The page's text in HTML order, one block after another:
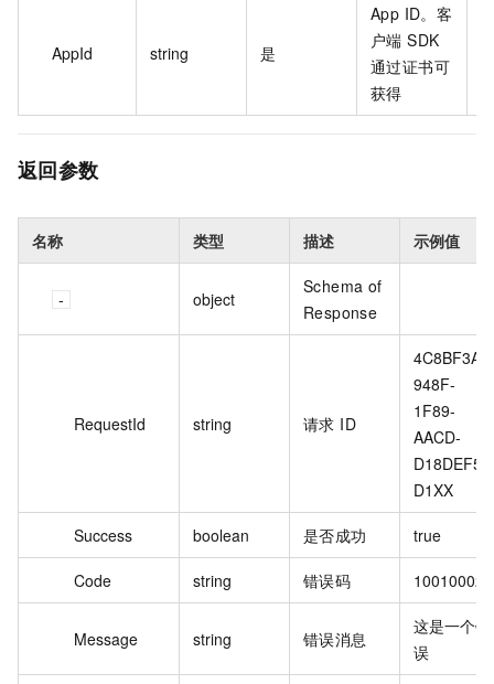
AppId string 是
App ID。客
户端 SDK
通过证书可
获得
返回参数
名称 类型 描述 示例值
object
Schema of
Response
RequestId string 请求 ID
4C8BF3A5-
948F-
1F89-
AACD-
D18DEF52
D1XX
Success boolean 是否成功 true
Code string 错误码 10010002
Message string 错误消息
这是一个错
误